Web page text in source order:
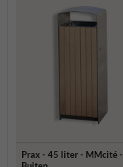
Prax - 45 liter - MMcité -